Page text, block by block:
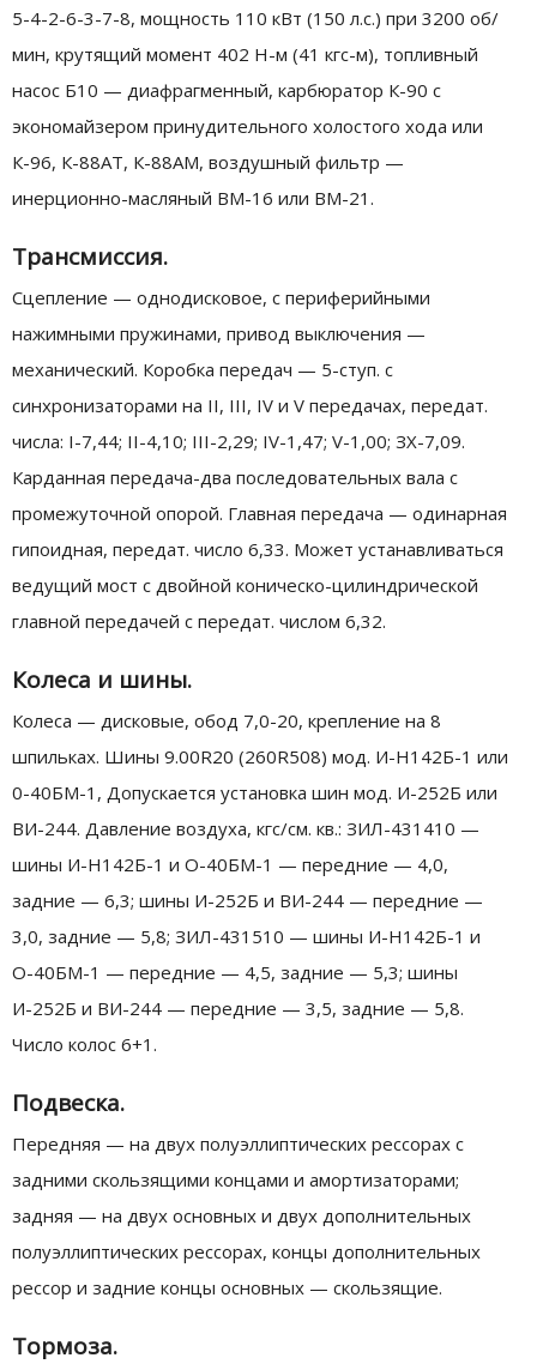
5-4-2-6-3-7-8, мощность 110 кВт (150 л.с.) при 3200 об/
мин, крутящий момент 402 Н-м (41 кгс-м), топливный
насос Б10 — диафрагменный, карбюратор К-90 с
экономайзером принудительного холостого хода или
К-96, К-88АТ, К-88АМ, воздушный фильтр —
инерционно-масляный ВМ-16 или ВМ-21.
Трансмиссия.
Сцепление — однодисковое, с периферийными
нажимными пружинами, привод выключения —
механический. Коробка передач — 5-ступ. с
синхронизаторами на II, III, IV и V передачах, передат.
числа: I-7,44; II-4,10; III-2,29; IV-1,47; V-1,00; ЗХ-7,09.
Карданная передача-два последовательных вала с
промежуточной опорой. Главная передача — одинарная
гипоидная, передат. число 6,33. Может устанавливаться
ведущий мост с двойной коническо-цилиндрической
главной передачей с передат. числом 6,32.
Колеса и шины.
Колеса — дисковые, обод 7,0-20, крепление на 8
шпильках. Шины 9.00R20 (260R508) мод. И-Н142Б-1 или
0-40БМ-1, Допускается установка шин мод. И-252Б или
ВИ-244. Давление воздуха, кгс/см. кв.: ЗИЛ-431410 —
шины И-Н142Б-1 и О-40БМ-1 — передние — 4,0,
задние — 6,3; шины И-252Б и ВИ-244 — передние —
3,0, задние — 5,8; ЗИЛ-431510 — шины И-Н142Б-1 и
О-40БМ-1 — передние — 4,5, задние — 5,3; шины
И-252Б и ВИ-244 — передние — 3,5, задние — 5,8.
Число колос 6+1.
Подвеска.
Передняя — на двух полуэллиптических рессорах с
задними скользящими концами и амортизаторами;
задняя — на двух основных и двух дополнительных
полуэллиптических рессорах, концы дополнительных
рессор и задние концы основных — скользящие.
Тормоза.